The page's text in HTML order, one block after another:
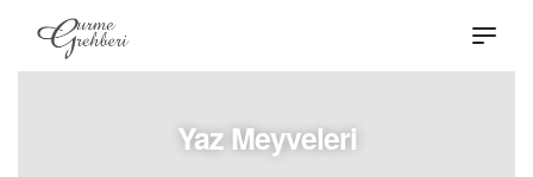
Yaz Meyveleri